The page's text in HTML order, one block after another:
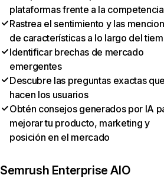
plataformas frente a la competencia
Rastrea el sentimiento y las
de características a lo largo del
Identificar brechas de mercado
emergentes
Descubre las preguntas exactas
hacen los usuarios
Obtén consejos generados por IA
mejorar tu producto, marketing y
posición en el mercado
Semrush Enterprise AIO